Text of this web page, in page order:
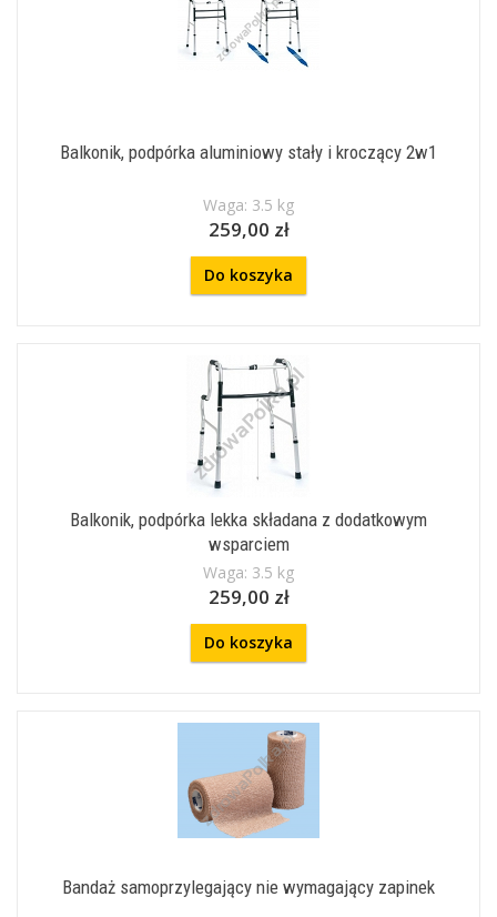
Balkonik, podpórka aluminiowy stały i kroczący 2w1
Waga: 3.5 kg
259,00 zł
Do koszyka
Balkonik, podpórka lekka składana z dodatkowym
wsparciem
Waga: 3.5 kg
259,00 zł
Do koszyka
Bandaż samoprzylegający nie wymagający zapinek